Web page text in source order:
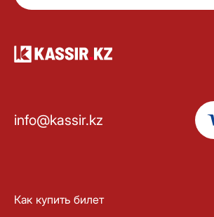
info@kassir.kz
Как купить билет